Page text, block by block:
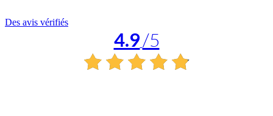
Des avis vérifiés
4.9/5